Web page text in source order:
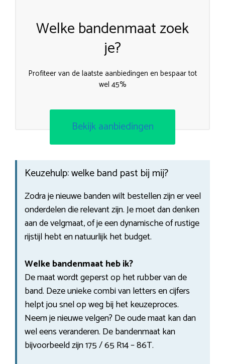
Welke bandenmaat zoek
je?
Profiteer van de laatste aanbiedingen en bespaar tot
wel 45%
Bekijk aanbiedingen
Keuzehulp: welke band past bij mij?
Zodra je nieuwe banden wilt bestellen zijn er veel
onderdelen die relevant zijn. Je moet dan denken
aan de velgmaat, of je een dynamische of rustige
rijstijl hebt en natuurlijk het budget.
Welke bandenmaat heb ik?
De maat wordt geperst op het rubber van de
band. Deze unieke combi van letters en cijfers
helpt jou snel op weg bij het keuzeproces.
Neem je nieuwe velgen? De oude maat kan dan
wel eens veranderen. De bandenmaat kan
bijvoorbeeld zijn 175 / 65 R14 – 86T.